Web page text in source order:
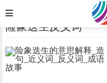
› ›
险象迭生反义
险象迭生反义词